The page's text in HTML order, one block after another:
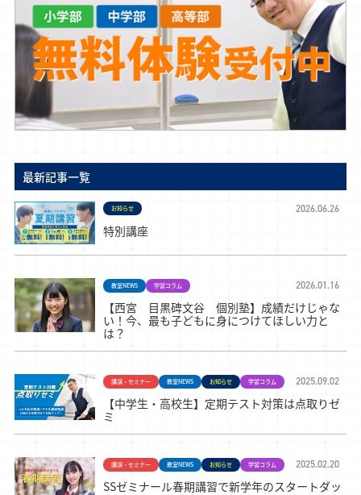
最新記事一覧
お知らせ 2026.06.26
特別講座
教室NEWS 学習コラム 2026.01.16
【西宮 目黒碑文谷 個別塾】成績だけじゃな
い！今、最も子どもに身につけてほしい力と
は？
講演・セミナー 教室NEWS お知らせ 学習コラム 2025.09.02
【中学生・高校生】定期テスト対策は点取りゼ
ミ
講演・セミナー 教室NEWS お知らせ 学習コラム 2025.02.20
SSゼミナール春期講習で新学年のスタートダッ